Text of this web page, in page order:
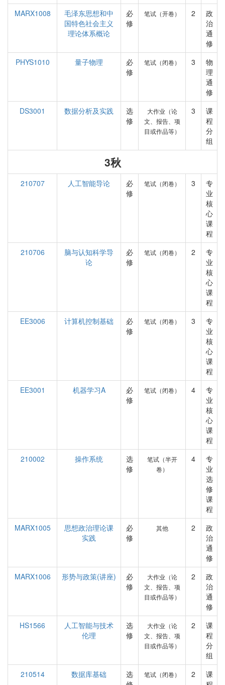
MARX1008
毛泽东思想和中
国特色社会主义
理论体系概论
必
修
笔试（开卷） 2
政
治
通
修
PHYS1010
量子物理
必
修
笔试（闭卷） 3
物
理
通
修
DS3001
数据分析及实践
选
修
大作业（论
文、报告、项
目或作品等）
3
课
程
分
组
3秋
210707 人工智能导论
必
修
笔试（闭卷） 3
专
业
核
心
课
程
210706
脑与认知科学导
论
必
修
笔试（闭卷） 2
专
业
核
心
课
程
EE3006
计算机控制基础
必
修
笔试（闭卷） 3
专
业
核
心
课
程
EE3001
机器学习A
必
修
笔试（闭卷） 4
专
业
核
心
课
程
210002
操作系统
选
修
笔试（半开
卷）
4
专
业
选
修
课
程
MARX1005
思想政治理论课
实践
必
修
其他 2
政
治
通
修
MARX1006
形势与政策(讲座)
必
修
大作业（论
文、报告、项
目或作品等）
2
政
治
通
修
HS1566
人工智能与技术
伦理
选
修
大作业（论
文、报告、项
目或作品等）
2
课
程
分
组
210514
数据库基础
选
笔试（闭卷） 2
课